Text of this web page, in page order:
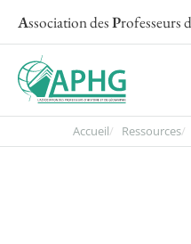
Association desProfesseurs
Accueil Ressources